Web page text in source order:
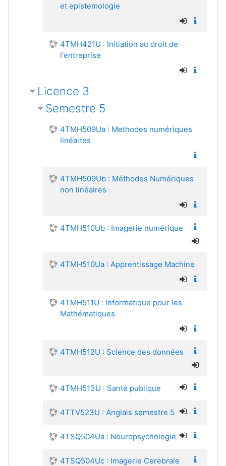
et epistemologie
4TMH421U : Initiation au droit de
l'entreprise
Licence 3
Semestre 5
4TMH509Ua : Methodes numériques
linéaires
4TMH509Ub : Méthodes Numériques
non linéaires
4TMH510Ub : Imagerie numérique
4TMH510Ua : Apprentissage Machine
4TMH511U : Informatique pour les
Mathématiques
4TMH512U : Science des données
4TMH513U : Santé publique
4TTV523U : Anglais semestre 5
4TSQ504Ua : Neuropsychologie
4TSQ504Uc : Imagerie Cerebrale